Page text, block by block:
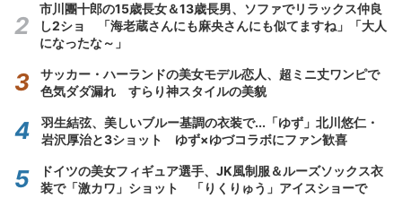
市川團十郎の15歳長女＆13歳長男、ソファでリラックス仲良
し2ショ 「海老蔵さんにも麻央さんにも似てますね」「大人
になったな～」
サッカー・ハーランドの美女モデル恋人、超ミニ丈ワンピで
色気ダダ漏れ すらり神スタイルの美貌
羽生結弦、美しいブルー基調の衣装で...「ゆず」北川悠仁・
岩沢厚治と3ショット ゆず×ゆづコラボにファン歓喜
ドイツの美女フィギュア選手、JK風制服＆ルーズソックス衣
装で「激カワ」ショット 「りくりゅう」アイスショーで